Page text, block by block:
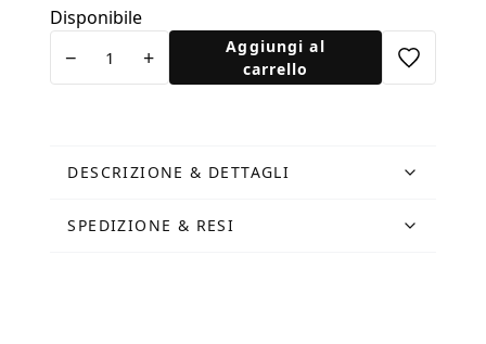
Disponibile
Rinoceronte
− +
Aggiungi al
carrello
DESCRIZIONE & DETTAGLI
SPEDIZIONE & RESI